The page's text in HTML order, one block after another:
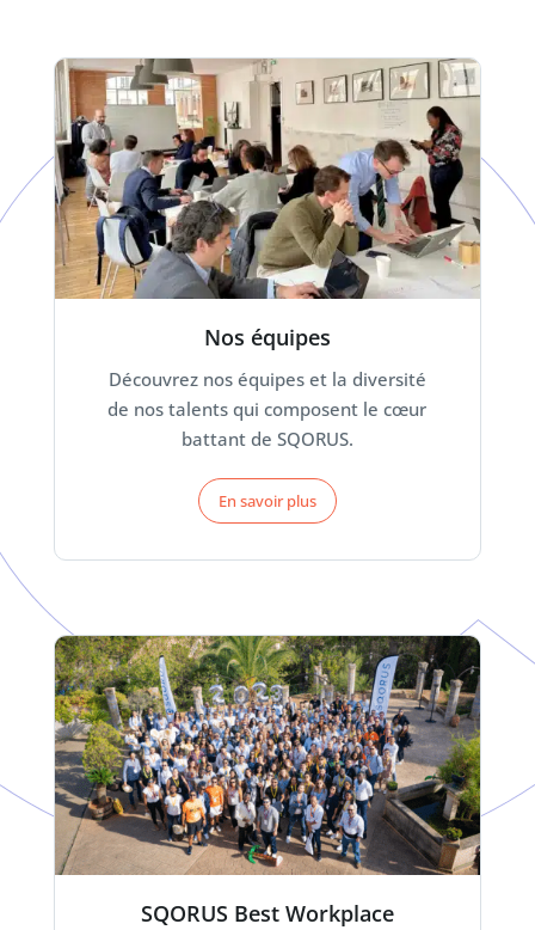
Nos équipes
Découvrez nos équipes et la diversité
de nos talents qui composent le cœur
battant de SQORUS.
En savoir plus
SQORUS Best Workplace